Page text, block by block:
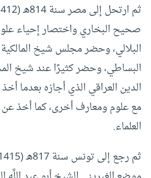
صحيح البخاري واختصار إحياء
البلالي، وحضر مجلس شيخ المالكية
البساطي، وحضر كثيرًا عند شيخ
الدين العراقي الذي أجازه بعدما
مع علوم ومعارف أخرى، كما أخذ
العلماء.